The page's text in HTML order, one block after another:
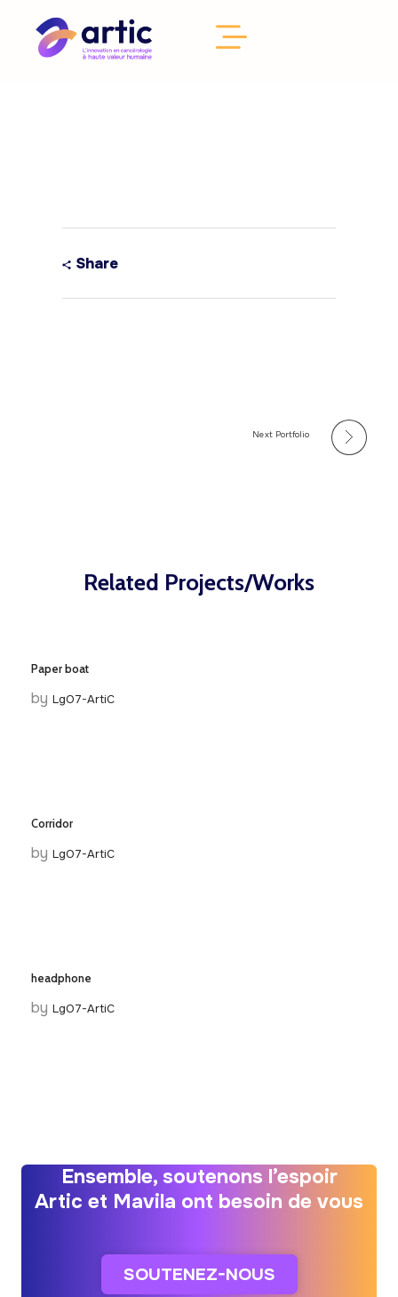
Share
Next Portfolio
Related Projects/Works
Paper boat
by LgO7-ArtiC
Corridor
by LgO7-ArtiC
headphone
by LgO7-ArtiC
Ensemble, soutenons l’espoir
Artic et Mavila ont besoin de vous
SOUTENEZ-NOUS